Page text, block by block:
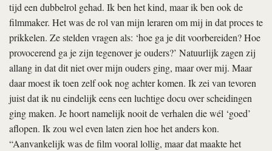
tijd een dubbelrol gehad. Ik ben het kind, maar ik ben ook de
filmmaker. Het was de rol van mijn leraren om mij in dat proces te
prikkelen. Ze stelden vragen als: ‘hoe ga je dit voorbereiden? Hoe
provocerend ga je zijn tegenover je ouders?’ Natuurlijk zagen zij
allang in dat dit niet over mijn ouders ging, maar over mij. Maar
daar moest ik toen zelf ook nog achter komen. Ik zei van tevoren
juist dat ik nu eindelijk eens een luchtige docu over scheidingen
ging maken. Je hoort namelijk nooit de verhalen die wél ‘goed’
aflopen. Ik zou wel even laten zien hoe het anders kon.
“Aanvankelijk was de film vooral lollig, maar dat maakte het